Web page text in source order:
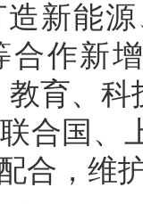
新能
合作新
教育、
合国、
合，维